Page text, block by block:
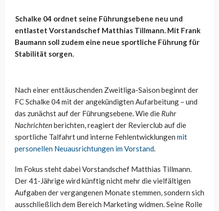
Schalke 04 ordnet seine Führungsebene neu und
entlastet Vorstandschef Matthias Tillmann. Mit Frank
Baumann soll zudem eine neue sportliche Führung für
Stabilität sorgen.
Nach einer enttäuschenden Zweitliga-Saison beginnt der
FC Schalke 04 mit der angekündigten Aufarbeitung – und
das zunächst auf der Führungsebene. Wie die Ruhr
Nachrichtenberichten, reagiert der Revierclub auf die
sportliche Talfahrt und interne Fehlentwicklungen mit
personellen Neuausrichtungen im Vorstand.
Im Fokus steht dabei Vorstandschef Matthias Tillmann.
Der 41-Jährige wird künftig nicht mehr die vielfältigen
Aufgaben der vergangenen Monate stemmen, sondern sich
ausschließlich dem Bereich Marketing widmen. Seine Rolle